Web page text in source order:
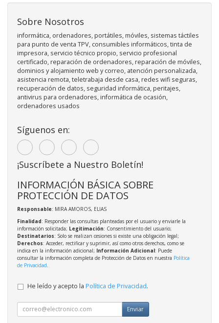
Sobre Nosotros
informática, ordenadores, portátiles, móviles, sistemas táctiles
para punto de venta TPV, consumibles informáticos, tinta de
impresora, servicio técnico propio, servicio profesional
certificado, reparación de ordenadores, reparación de móviles,
dominios y alojamiento web y correo, atención personalizada,
asistencia remota, teletrabaja desde casa, redes wifi seguras,
recuperación de datos, seguridad informática, peritajes,
antivirus para ordenadores, informática de ocasión,
ordenadores usados
Síguenos en:
¡Suscríbete a Nuestro Boletín!
INFORMACIÓN BÁSICA SOBRE
PROTECCIÓN DE DATOS
Responsable: MIRA AMOROS, ELIAS
Finalidad: Responder las consultas planteadas por el usuario y enviarle la
información solicitada; Legitimación: Consentimiento del usuario;
Destinatarios: Solo se realizan cesiones si existe una obligación legal;
Derechos: Acceder, rectificar y suprimir, así como otros derechos, como se
indica en la información adicional; Información Adicional: Puede
consultar la información completa de Protección de Datos en nuestra Política
de Privacidad.
He leído y acepto la Política de Privacidad.
Enviar